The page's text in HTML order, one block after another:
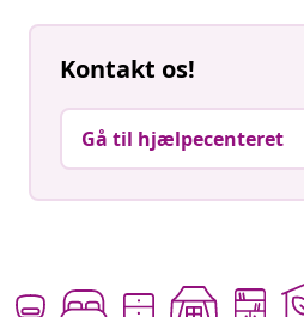
Kontakt os!
Gå til hjælpecenteret